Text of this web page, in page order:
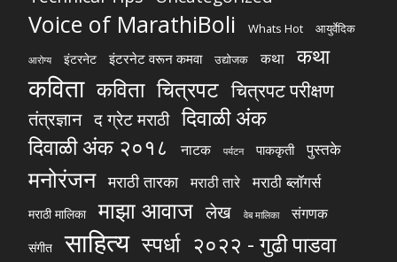
Voice of MarathiBoli Whats Hot आयुर्वेदिक
आरोग्य इंटरनेट इंटरनेट वरून कमवा उद्योजक कथा कथा
कविता कविता चित्रपट चित्रपट परीक्षण
तंत्रज्ञान द ग्रेट मराठी दिवाळी अंक
दिवाळी अंक २०१८
नाटक पर्यटन पाककृती पुस्तके
मनोरंजन मराठी तारका मराठी तारे मराठी ब्लॉगर्स
मराठी मालिका माझा आवाज लेख वेब मालिका संगणक
संगीत साहित्य स्पर्धा २०२२ - गुढी पाडवा